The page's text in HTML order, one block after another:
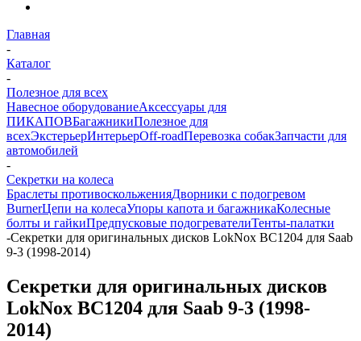
Главная
-
Каталог
-
Полезное для всех
Навесное оборудованиеАксессуары для
ПИКАПОВБагажникиПолезное для
всехЭкстерьерИнтерьерOff-roadПеревозка собакЗапчасти для
автомобилей
-
Секретки на колеса
Браслеты противоскольженияДворники с подогревом
BurnerЦепи на колесаУпоры капота и багажникаКолесные
болты и гайкиПредпусковые подогревателиТенты-палатки
-Секретки для оригинальных дисков LokNox BC1204 для Saab
9-3 (1998-2014)
Секретки для оригинальных дисков
LokNox BC1204 для Saab 9-3 (1998-
2014)